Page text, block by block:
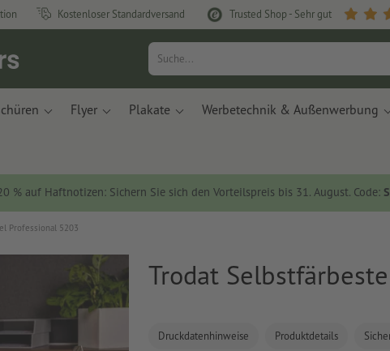
Kostenloser Standardversand Trusted Shop - Sehr gut
Flyer Plakate Werbetechnik & Außenwerbung
% auf Haftnotizen: Sichern Sie sich den Vorteilspreis bis 31. August. Code:
Professional 5203
Trodat
Druckdatenhinweise Produktdetails